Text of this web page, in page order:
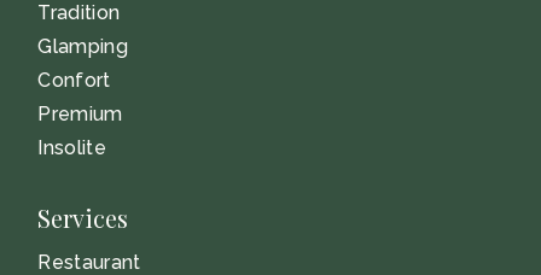
Tradition
Glamping
Confort
Premium
Insolite
Services
Restaurant